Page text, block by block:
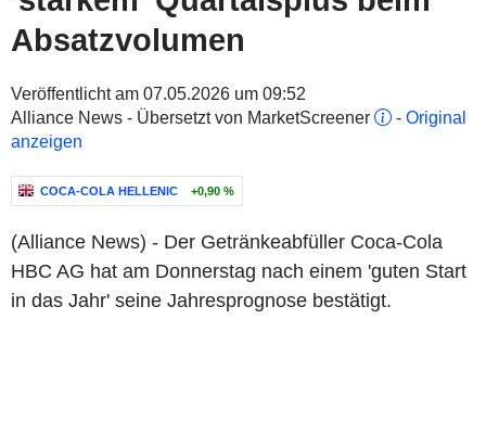
Absatzvolumen
Veröffentlicht am 07.05.2026 um 09:52
Alliance News - Übersetzt von MarketScreener
- Original
anzeigen
COCA-COLA HELLENIC +0,90 %
(Alliance News) - Der Getränkeabfüller Coca-Cola
HBC AG hat am Donnerstag nach einem 'guten Start
in das Jahr' seine Jahresprognose bestätigt.